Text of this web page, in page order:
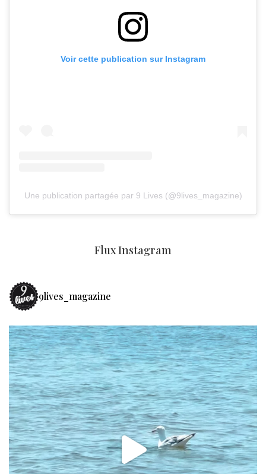
Voir cette publication sur Instagram
Une publication partagée par 9 Lives (@9lives_magazine)
Flux Instagram
9lives_magazine